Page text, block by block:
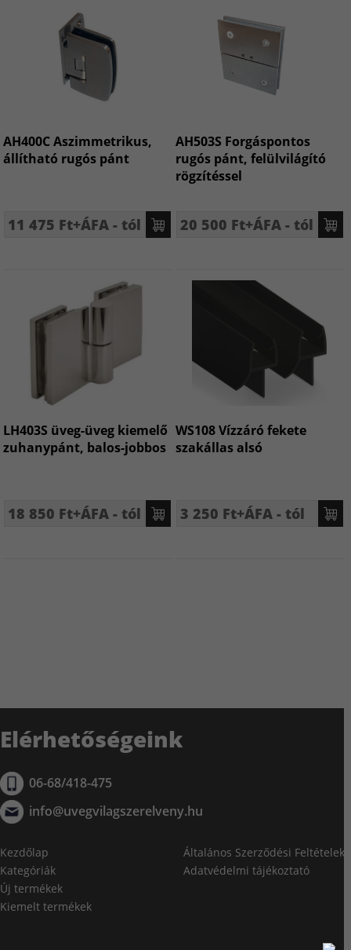
AH400C Aszimmetrikus,
állítható rugós pánt
11 475 Ft+ÁFA - tól
AH503S Forgáspontos
rugós pánt, felülvilágító
rögzítéssel
20 500 Ft+ÁFA - tól
LH403S üveg-üveg kiemelő
zuhanypánt, balos-jobbos
18 850 Ft+ÁFA - tól
WS108 Vízzáró fekete
szakállas alsó
3 250 Ft+ÁFA - tól
Elérhetőségeink
06-68/418-475
info@uvegvilagszerelveny.hu
Kezdőlap
Kategóriák
Új termékek
Kiemelt termékek
Általános Szerződési Feltételek
Adatvédelmi tájékoztató